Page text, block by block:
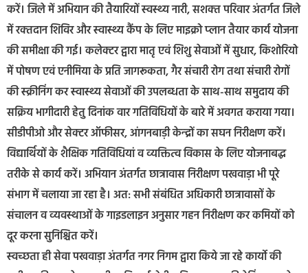
करें। जिले में अभियान की तैयारियों स्‍वस्‍थ्‍य नारी, सशक्‍त परिवार अंतर्गत जिले
में रक्‍तदान शिविर और स्‍वास्‍थ्‍य कैंप के लिए माइक्रो प्‍लान तैयार कार्य योजना
की समीक्षा की गई। कलेक्टर द्वारा मातृ एवं शिशु सेवाओं में सुधार, किशोरियो
में पोषण एवं एनीमिया के प्रति जागरूकता, गैर संचारी रोग तथा संचारी रोगों
की स्‍क्रीनिंग कर स्‍वास्‍थ्‍य सेवाओं की उपलब्‍धता के साथ-साथ समुदाय की
सक्रिय भागीदारी हेतु दिनांक वार गतिविधियों के बारे में अवगत कराया गया।
सीडीपीओ और सेक्‍टर ऑफीसर, आंगनबाड़ी केन्‍द्रों का सघन निरीक्षण करें।
विद्यार्थियों के शैक्षिक गतिविधियां व व्‍यक्तित्‍व विकास के लिए योजनाबद्ध
तरीके से कार्य करें। अभियान अंतर्गत छात्रावास निरीक्षण पखवाड़ा भी पूरे
संभाग में चलाया जा रहा है। अत: सभी संबंधित अधिकारी छात्रावासों के
संचालन व व्‍यवस्‍थाओं के गाइडलाइन अनुसार गहन निरीक्षण कर कमियों को
दूर करना सुनिश्चित करें।
स्‍वच्‍छता ही सेवा पखवाड़ा अंतर्गत नगर निगम द्वारा किये जा रहे कार्यो की